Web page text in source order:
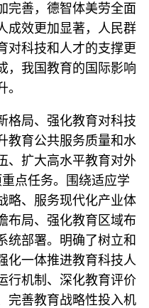
完善，德智体美劳全面
成效更加显著，人民群
对科技和人才的支撑更
，我国教育的国际影响
格局、强化教育对科技
教育公共服务质量和水
、扩大高水平教育对外
点任务。围绕适应学
略、服务现代化产业体
布局、强化教育区域布
统部署。明确了树立和
化一体推进教育科技人
行机制、深化教育评价
完善教育战略性投入机